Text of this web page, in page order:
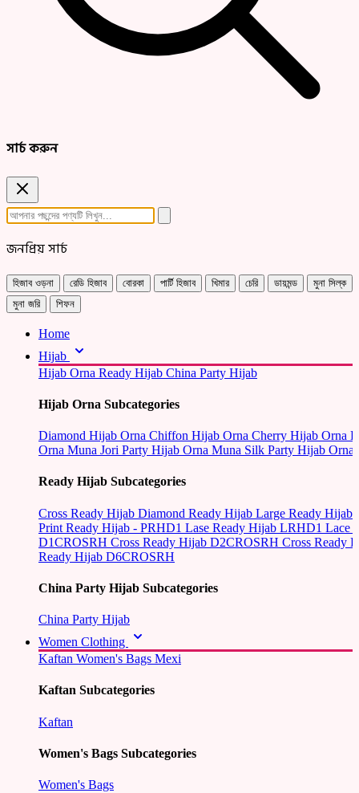
সার্চ করুন
জনপ্রিয় সার্চ
হিজাব ওড়না রেডি হিজাব বোরকা পার্টি হিজাব খিমার চেরি ডায়মন্ড
মুনা সিল্ক
মুনা জরি
শিফন
Home
Hijab
Hijab Orna Ready Hijab China Party Hijab
Hijab Orna Subcategories
Diamond Hijab Orna Chiffon Hijab Orna Cherry Hijab Orna
Orna Muna Jori Party Hijab Orna Muna Silk Party Hijab Orna
Ready Hijab Subcategories
Cross Ready Hijab Diamond Ready Hijab Large Ready Hijab
Print Ready Hijab - PRHD1 Lase Ready Hijab LRHD1 Lace
D1CROSRH Cross Ready Hijab D2CROSRH Cross Ready
Ready Hijab D6CROSRH
China Party Hijab Subcategories
China Party Hijab
Women Clothing
Kaftan Women's Bags Mexi
Kaftan Subcategories
Kaftan
Women's Bags Subcategories
Women's Bags